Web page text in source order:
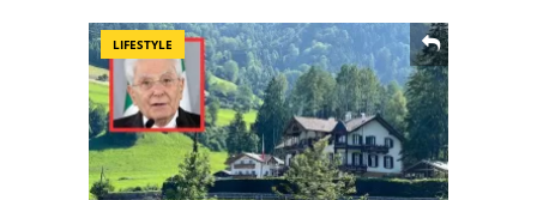
LIFESTYLE